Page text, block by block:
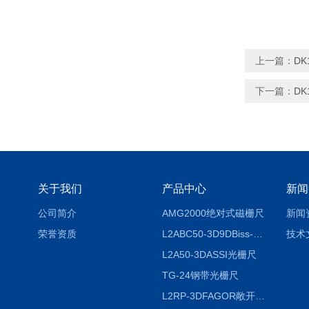
上一篇：
下一篇：
关于我们
公司简介
荣誉资质
产品中心
AMG2000绝对式磁栅尺
L2A50-3DASSI光栅尺
TG-24钢带光栅尺
L2RP-3DFAGOR敞开式光栅尺
新
新闻
技术